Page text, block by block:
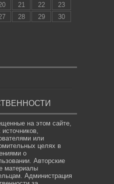
21 22
23
28 29
30
на этом сайте,
или
целях в
о
Авторские
материалы
Администрация